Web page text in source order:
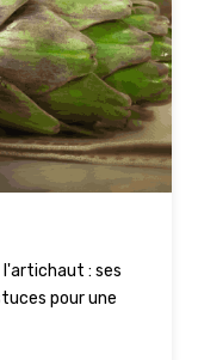
: ses
pour une